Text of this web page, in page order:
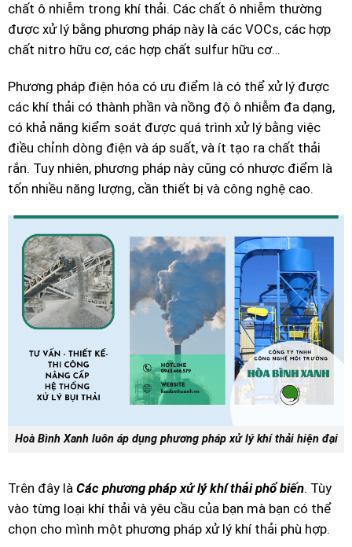
chất ô nhiễm trong khí thải. Các chất ô nhiễm thường
được xử lý bằng phương pháp này là các VOCs, các hợp
chất nitro hữu cơ, các hợp chất sulfur hữu cơ…
Phương pháp điện hóa có ưu điểm là có thể xử lý được
các khí thải có thành phần và nồng độ ô nhiễm đa dạng,
có khả năng kiểm soát được quá trình xử lý bằng việc
điều chỉnh dòng điện và áp suất, và ít tạo ra chất thải
rắn. Tuy nhiên, phương pháp này cũng có nhược điểm là
tốn nhiều năng lượng, cần thiết bị và công nghệ cao.
Hoà Bình Xanh luôn áp dụng phương pháp xử lý khí thải hiện đại
Trên đây là Các phương pháp xử lý khí thải phổ biến. Tùy
vào từng loại khí thải và yêu cầu của bạn mà bạn có thể
chọn cho mình một phương pháp xử lý khí thải phù hợp.